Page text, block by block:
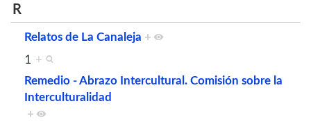
R
Relatos de La Canaleja +
1 +
Remedio - Abrazo Intercultural. Comisión sobre la
Interculturalidad
+